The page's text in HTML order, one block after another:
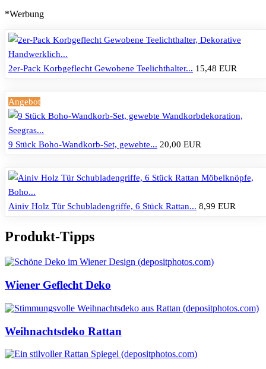
*Werbung
2er-Pack Korbgeflecht Gewobene Teelichthalter... 15,48 EUR
Angebot
9 Stück Boho-Wandkorb-Set, gewebte... 20,00 EUR
Ainiv Holz Tür Schubladengriffe, 6 Stück Rattan... 8,99 EUR
Produkt-Tipps
Wiener Geflecht Deko
Weihnachtsdeko Rattan